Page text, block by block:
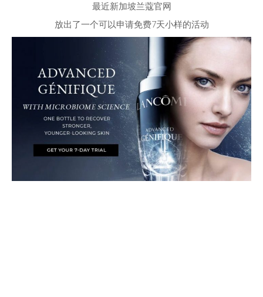
最近新加坡兰蔻官网
放出了一个可以申请免费7天小样的活动